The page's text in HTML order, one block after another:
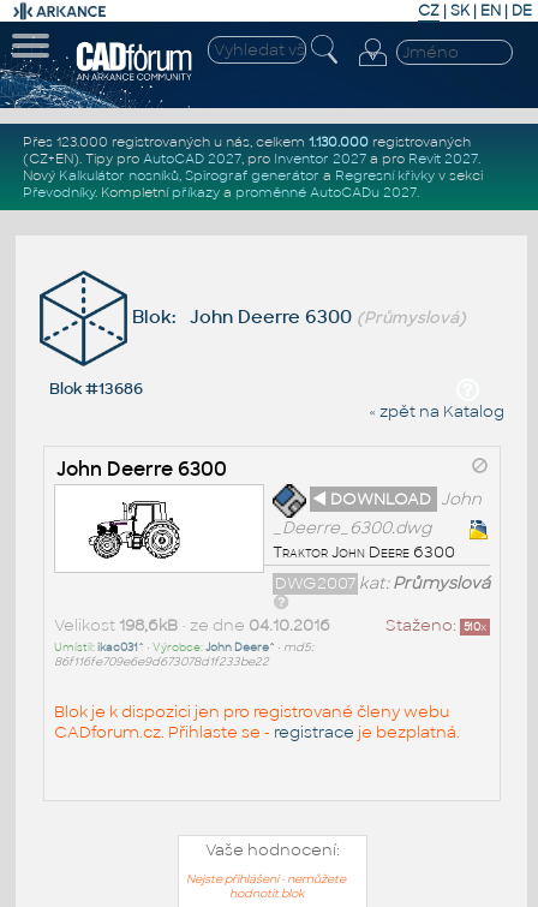
CZ | SK| EN | DE
Přes 123.000 registrovaných u nás, celkem 1.130.000registrovaných
(CZ+EN). Tipy pro AutoCAD 2027, pro Inventor 2027a pro Revit 2027.
Nový Kalkulátor nosníků, Spirograf generátor a Regresní křivkyv sekci
Převodníky. Kompletní příkazya proměnné AutoCADu 2027.
Blok: John Deerre 6300 (Průmyslová)
Blok #13686
« zpět na Katalog
John Deerre 6300
◄ DOWNLOAD John
_Deerre_6300.dwg
Traktor John Deere 6300
kat:Průmyslová
DWG2007
Staženo: 510x
Velikost 198,6kB• ze dne 04.10.2016
Umístil:ikac031^ • Výrobce:John Deere^ • md5:
86f116fe709e6e9d673078d1f233be22
Blok je k dispozici jen pro registrované členy webu
CADforum.cz. Přihlaste se - registrace je bezplatná.
Vaše hodnocení:
Nejste přihlášeni - nemůžete
hodnotit blok